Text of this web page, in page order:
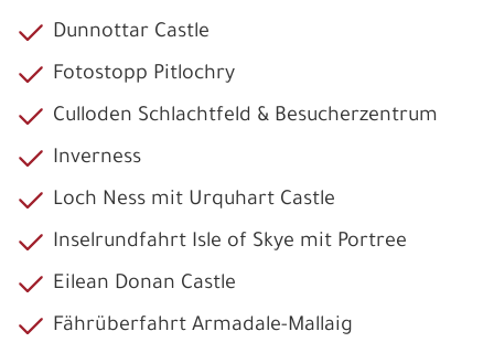
Dunnottar Castle
Fotostopp Pitlochry
Culloden Schlachtfeld & Besucherzentrum
Inverness
Loch Ness mit Urquhart Castle
Inselrundfahrt Isle of Skye mit Portree
Eilean Donan Castle
Fährüberfahrt Armadale-Mallaig